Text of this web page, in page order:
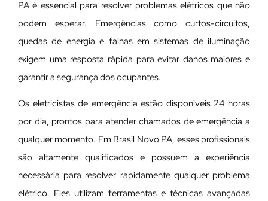
PA é essencial para resolver problemas elétricos que não
podem esperar. Emergências como curtos-circuitos,
quedas de energia e falhas em sistemas de iluminação
exigem uma resposta rápida para evitar danos maiores e
garantir a segurança dos ocupantes.
Os eletricistas de emergência estão disponíveis 24 horas
por dia, prontos para atender chamados de emergência a
qualquer momento. Em Brasil Novo PA, esses profissionais
são altamente qualificados e possuem a experiência
necessária para resolver rapidamente qualquer problema
elétrico. Eles utilizam ferramentas e técnicas avançadas